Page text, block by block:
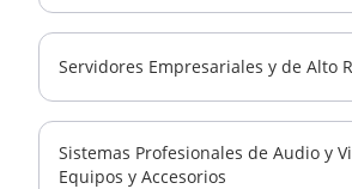
Servidores Empresariales y de Alto
Sistemas Profesionales de Audio y
Equipos y Accesorios